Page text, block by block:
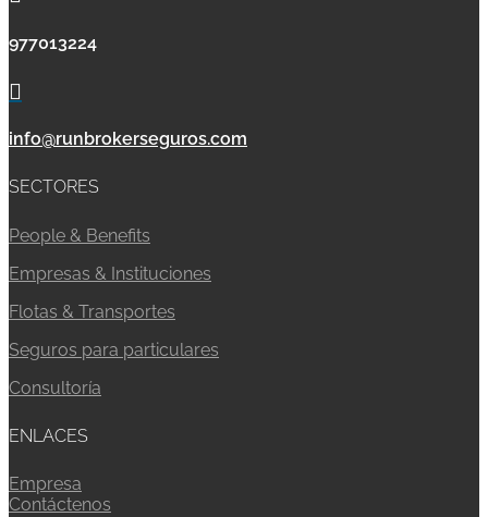
977013224

info@runbrokerseguros.com
SECTORES
People & Benefits
Empresas & Instituciones
Flotas & Transportes
Seguros para particulares
Consultoría
ENLACES
Empresa
Contáctenos